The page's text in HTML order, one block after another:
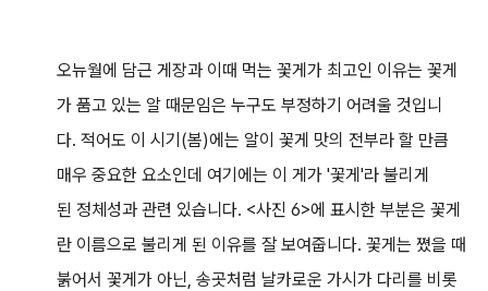
오뉴월에 담근 게장과 이때 먹는 꽃게가 최고인 이유는 꽃게
가 품고 있는 알 때문임은 누구도 부정하기 어려울 것입니
다. 적어도 이 시기(봄)에는 알이 꽃게 맛의 전부라 할 만큼
매우 중요한 요소인데 여기에는 이 게가 '꽃게'라 불리게
된 정체성과 관련 있습니다. <사진 6>에 표시한 부분은 꽃게
란 이름으로 불리게 된 이유를 잘 보여줍니다. 꽃게는 쪘을 때
붉어서 꽃게가 아닌, 송곳처럼 날카로운 가시가 다리를 비롯